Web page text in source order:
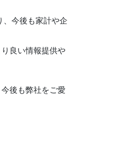
、今後も家計や企
良い情報提供や
後も弊社をご愛